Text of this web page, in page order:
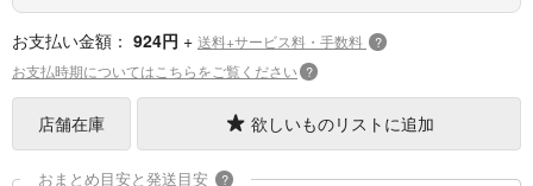
お支払い金額： 924円 + 送料+サービス料・手数料 ?
お支払時期についてはこちらをご覧ください ?
店舗在庫 欲しいものリストに追加
おまとめ目安と発送目安 ?